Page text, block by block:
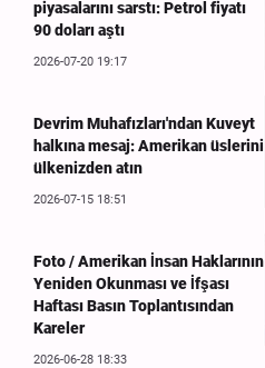
piyasalarını sarstı: Petrol fiyatı
90 doları aştı
2026-07-20 19:17
Devrim Muhafızları'ndan Kuveyt
halkına mesaj: Amerikan üslerini
ülkenizden atın
2026-07-15 18:51
Foto / Amerikan İnsan Haklarının
Yeniden Okunması ve İfşası
Haftası Basın Toplantısından
Kareler
2026-06-28 18:33